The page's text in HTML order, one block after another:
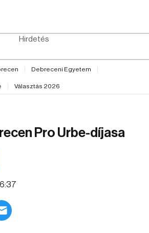
Hirdetés
Debreceni Egyetem
Választás 2026
Pro Urbe-díjasa